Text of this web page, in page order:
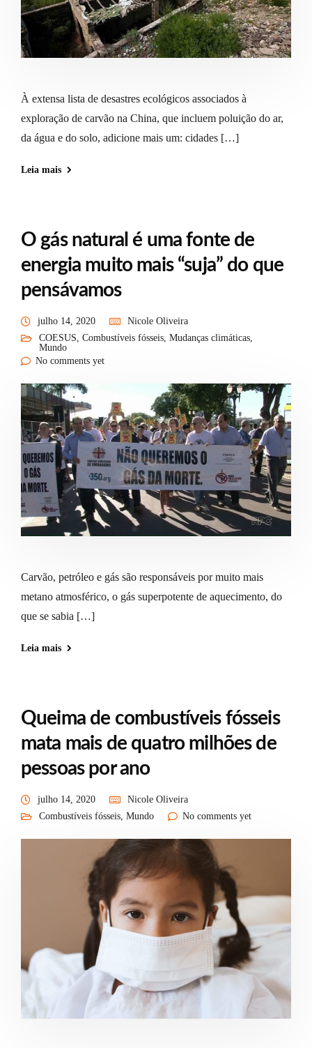
À extensa lista de desastres ecológicos associados à
exploração de carvão na China, que incluem poluição do ar,
da água e do solo, adicione mais um: cidades […]
Leia mais
O gás natural é uma fonte de
energia muito mais “suja” do que
pensávamos
julho 14, 2020
Nicole Oliveira
COESUS, Combustíveis fósseis, Mudanças climáticas,
Mundo
No comments yet
Carvão, petróleo e gás são responsáveis por muito mais
metano atmosférico, o gás superpotente de aquecimento, do
que se sabia […]
Leia mais
Queima de combustíveis fósseis
mata mais de quatro milhões de
pessoas por ano
julho 14, 2020
Nicole Oliveira
Combustíveis fósseis Mundo No comments yet